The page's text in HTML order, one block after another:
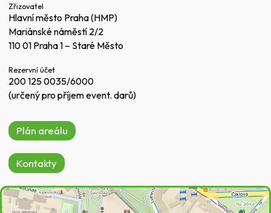
Zřizovatel
Hlavní město Praha (HMP)
Mariánské náměstí 2/2
110 01 Praha 1 – Staré Město
Rezervní účet
200 125 0035/6000
(určený pro příjem event. darů)
Plán areálu
Kontakty